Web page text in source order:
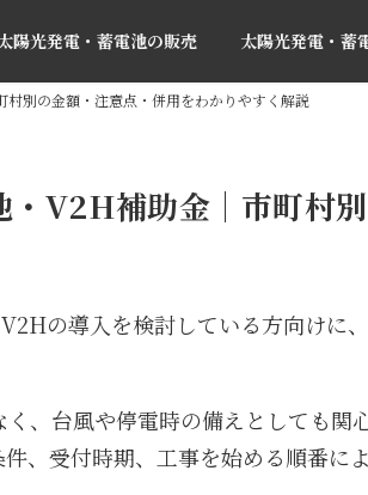
陽光発電・蓄電池の販売 太陽光発電・蓄
別の金額・注意点・併用をわかりやすく解説
V2H補助金｜市町村
の導入を検討している方向けに
、台風や停電時の備えとしても関
、受付時期、工事を始める順番に